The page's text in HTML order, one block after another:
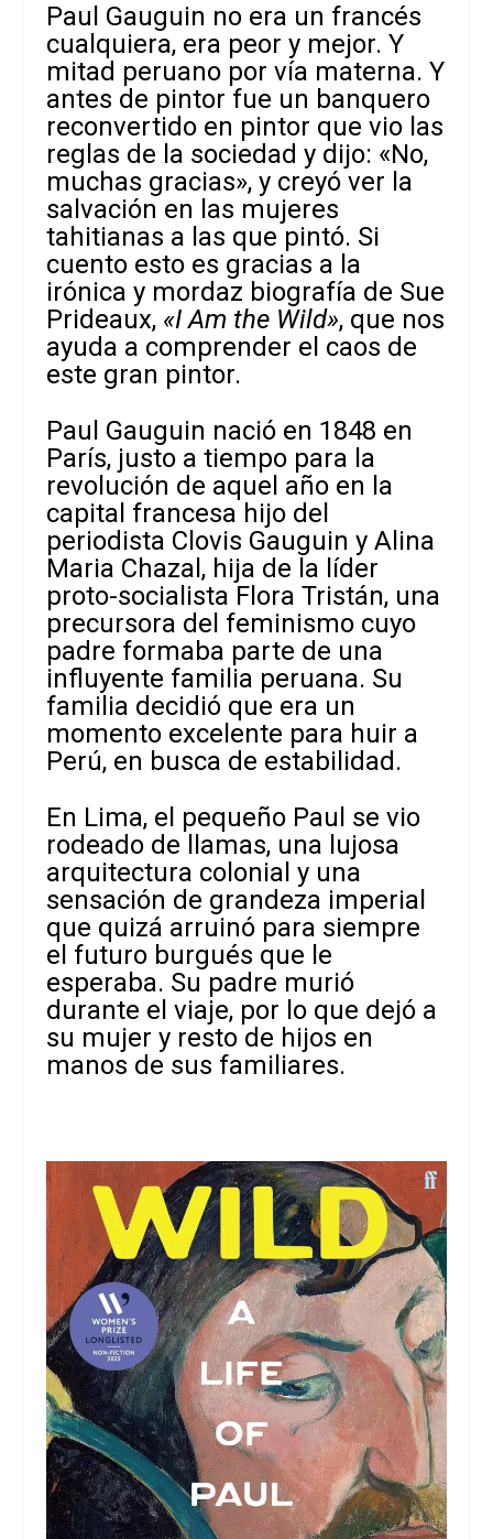
Paul Gauguin no era un francés
cualquiera, era peor y mejor. Y
mitad peruano por vía materna. Y
antes de pintor fue un banquero
reconvertido en pintor que vio las
reglas de la sociedad y dijo: «No,
muchas gracias», y creyó ver la
salvación en las mujeres
tahitianas a las que pintó. Si
cuento esto es gracias a la
irónica y mordaz biografía de Sue
Prideaux, «I Am the Wild», que nos
ayuda a comprender el caos de
este gran pintor.
Paul Gauguin nació en 1848 en
París, justo a tiempo para la
revolución de aquel año en la
capital francesa hijo del
periodista Clovis Gauguin y Alina
Maria Chazal, hija de la líder
proto-socialista Flora Tristán, una
precursora del feminismo cuyo
padre formaba parte de una
influyente familia peruana. Su
familia decidió que era un
momento excelente para huir a
Perú, en busca de estabilidad.
En Lima, el pequeño Paul se vio
rodeado de llamas, una lujosa
arquitectura colonial y una
sensación de grandeza imperial
que quizá arruinó para siempre
el futuro burgués que le
esperaba. Su padre murió
durante el viaje, por lo que dejó a
su mujer y resto de hijos en
manos de sus familiares.